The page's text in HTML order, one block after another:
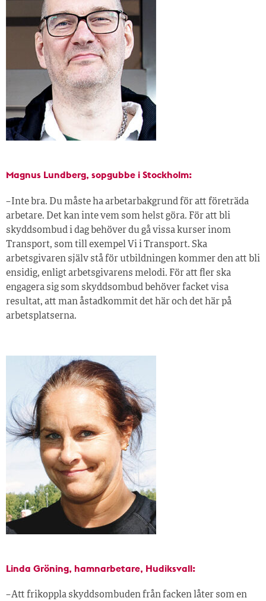
Magnus Lundberg, sopgubbe i Stockholm:
– Inte bra. Du måste ha arbetarbakgrund för att företräda
arbetare. Det kan inte vem som helst göra. För att bli
skyddsombud i dag behöver du gå vissa kurser inom
Transport, som till exempel Vi i Transport. Ska
arbetsgivaren själv stå för utbildningen kommer den att bli
ensidig, enligt arbetsgivarens melodi. För att fler ska
engagera sig som skyddsombud behöver facket visa
resultat, att man åstadkommit det här och det här på
arbetsplatserna.
Linda Gröning, hamnarbetare, Hudiksvall:
– Att frikoppla skyddsombuden från facken låter som en